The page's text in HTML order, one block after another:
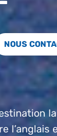
NOUS
l’anglais